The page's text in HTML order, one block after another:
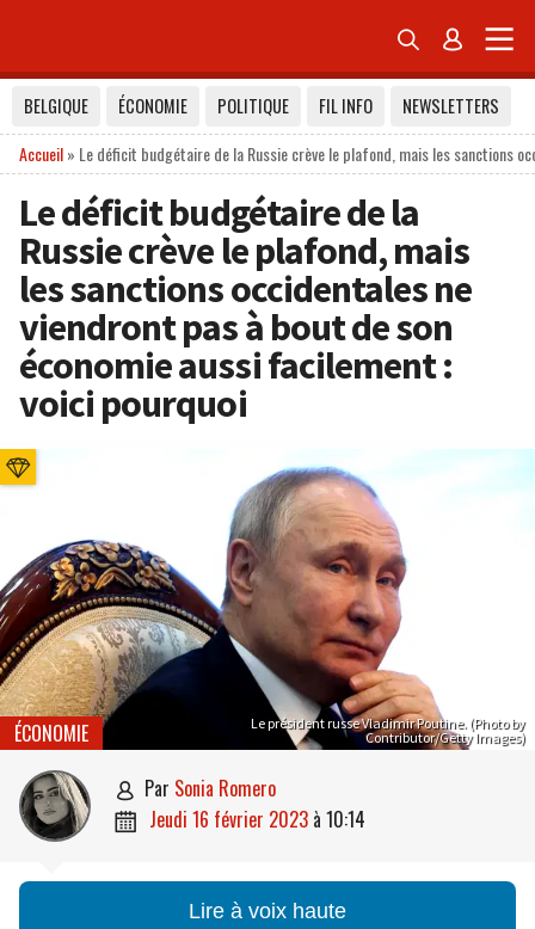
 
BELGIQUE ÉCONOMIE POLITIQUE FIL INFO
NEWSLETTERS
Accueil» Le déficit budgétaire de la Russie crève le plafond, mais les sanctions
Le déficit budgétaire de la
Russie crève le plafond, mais
les sanctions occidentales ne
viendront pas à bout de son
économie aussi facilement :
voici pourquoi
Le président russe Vladimir Poutine. (Photo by
Contributor/Getty Images)
ÉCONOMIE
 par Sonia Romero
 jeudi 16 février 2023 à 10:14
Lire à voix haute